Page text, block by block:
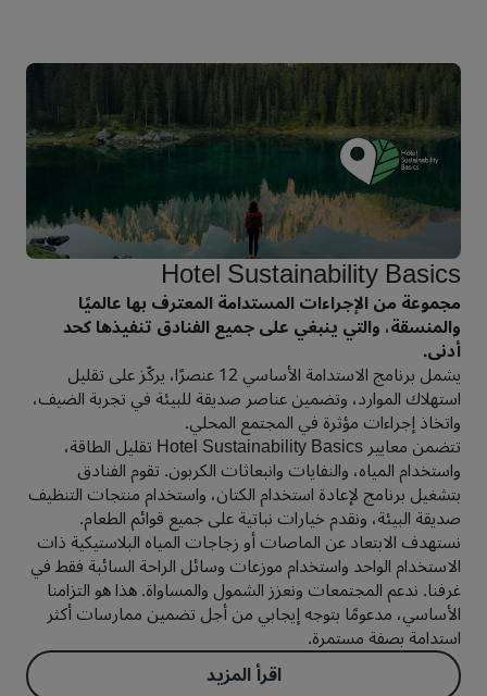
Hotel Sustainability Basics
مجموعة من الإجراءات المستدامة المعترف بها عالميًا
والمنسقة، والتي ينبغي على جميع الفنادق تنفيذها كحد
أدنى.
يشمل برنامج الاستدامة الأساسي 12 عنصرًا، يركّز على تقليل
استهلاك الموارد، وتضمين عناصر صديقة للبيئة في تجربة الضيف،
واتخاذ إجراءات مؤثرة في المجتمع المحلي.
تتضمن معايير Hotel Sustainability Basics تقليل الطاقة،
واستخدام المياه، والنفايات وانبعاثات الكربون. تقوم الفنادق
بتشغيل برنامج لإعادة استخدام الكتان، واستخدام منتجات التنظيف
صديقة البيئة، ونقدم خيارات نباتية على جميع قوائم الطعام.
نستهدف الابتعاد عن الماصات أو زجاجات المياه البلاستيكية ذات
الاستخدام الواحد واستخدام موزعات وسائل الراحة السائبة فقط في
غرفنا. ندعم المجتمعات ونعزز الشمول والمساواة. هذا هو التزامنا
الأساسي، مدعومًا بتوجه إيجابي من أجل تضمين ممارسات أكثر
استدامة بصفة مستمرة.
اقرأ المزيد